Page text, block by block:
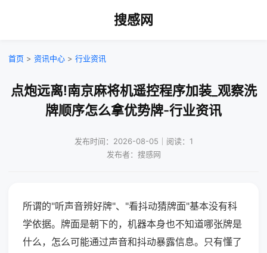
搜感网
首页 > 资讯中心 > 行业资讯
点炮远离!南京麻将机遥控程序加装_观察洗
牌顺序怎么拿优势牌-行业资讯
发布时间：2026-08-05｜阅读：1
发布者：搜感网
所谓的"听声音辨好牌"、"看抖动猜牌面"基本没有科
学依据。牌面是朝下的，机器本身也不知道哪张牌是
什么，怎么可能通过声音和抖动暴露信息。只有懂了